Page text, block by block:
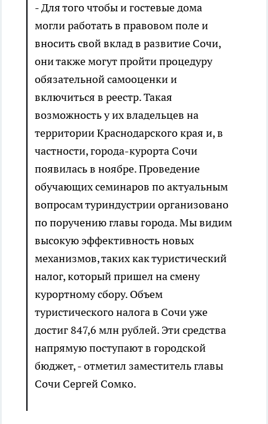
- Для того чтобы и гостевые дома
могли работать в правовом поле и
вносить свой вклад в развитие Сочи,
они также могут пройти процедуру
обязательной самооценки и
включиться в реестр. Такая
возможность у их владельцев на
территории Краснодарского края и, в
частности, города-курорта Сочи
появилась в ноябре. Проведение
обучающих семинаров по актуальным
вопросам туриндустрии организовано
по поручению главы города. Мы видим
высокую эффективность новых
механизмов, таких как туристический
налог, который пришел на смену
курортному сбору. Объем
туристического налога в Сочи уже
достиг 847,6 млн рублей. Эти средства
напрямую поступают в городской
бюджет, - отметил заместитель главы
Сочи Сергей Сомко.